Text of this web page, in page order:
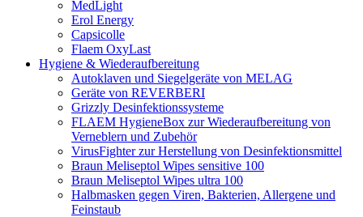
MedLight
Erol Energy
Capsicolle
Flaem OxyLast
Hygiene & Wiederaufbereitung
Autoklaven und Siegelgeräte von MELAG
Geräte von REVERBERI
Grizzly Desinfektionssysteme
FLAEM HygieneBox zur Wiederaufbereitung von
Verneblern und Zubehör
VirusFighter zur Herstellung von Desinfektionsmittel
Braun Meliseptol Wipes sensitive 100
Braun Meliseptol Wipes ultra 100
Halbmasken gegen Viren, Bakterien, Allergene und
Feinstaub